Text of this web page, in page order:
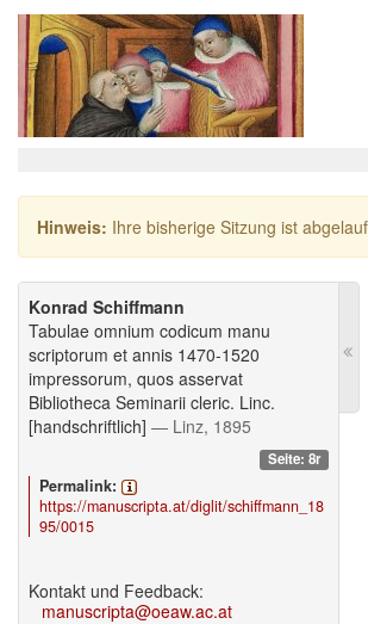
Hinweis: Ihre bisherige Sitzung ist
Konrad Schiffmann
Tabulae omnium codicum manu
scriptorum et annis 1470-1520
impressorum, quos asservat
Bibliotheca Seminarii cleric. Linc.
[handschriftlich] — Linz, 1895
Seite: 8r
Permalink:
https://manuscripta.at/diglit/schiffmann_18
95/0015
Kontakt und Feedback:
manuscripta@oeaw.ac.at